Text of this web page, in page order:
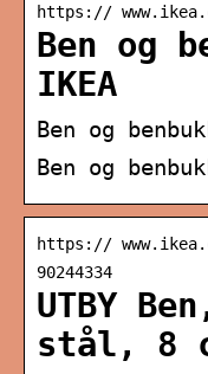
https://
Ben og
IKEA
Ben og
Ben og
https://
90244334
UTBY
stål, 8